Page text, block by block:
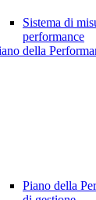
Sistema di
performance
della
Piano della